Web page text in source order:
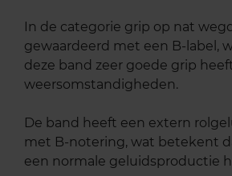
In de categorie grip op nat
gewaardeerd met een B-label,
deze band zeer goede grip
weersomstandigheden.
De band heeft een extern
met B-notering, wat betekent
een normale geluidsproductie